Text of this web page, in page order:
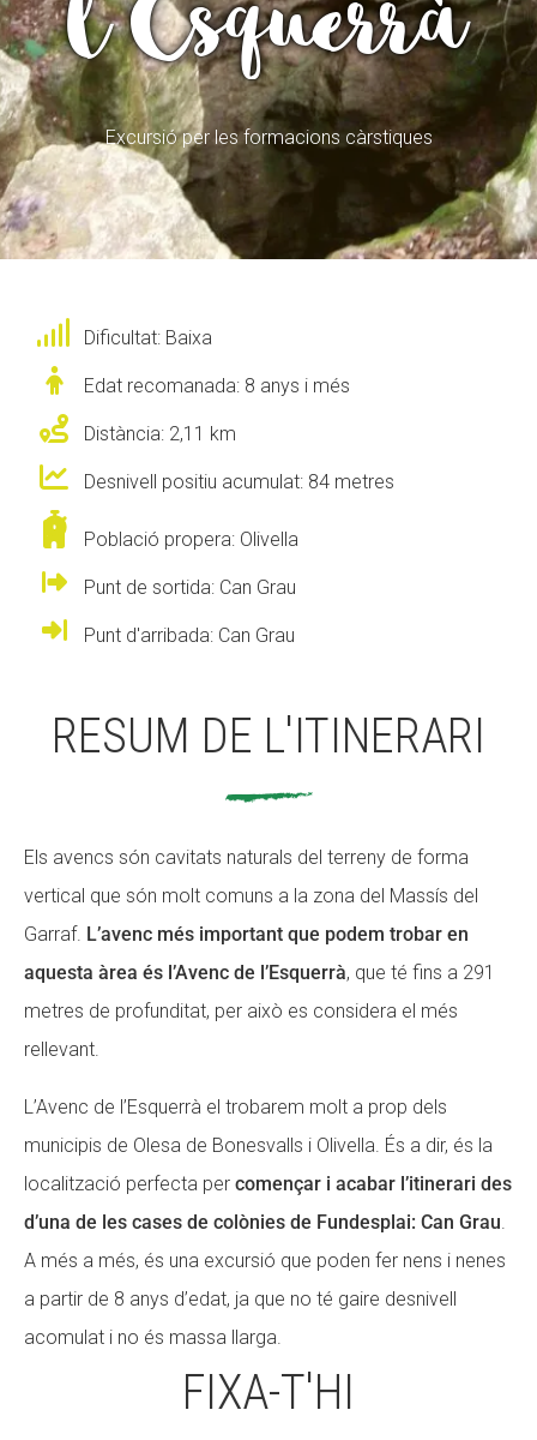
Excursió per les formacions càrstiques
Dificultat: Baixa
Edat recomanada: 8 anys i més
Distància: 2,11 km
Desnivell positiu acumulat: 84 metres
Població propera: Olivella
Punt de sortida: Can Grau
Punt d'arribada: Can Grau
RESUM DE L'ITINERARI
Els avencs són cavitats naturals del terreny de forma
vertical que són molt comuns a la zona del Massís del
Garraf. L’avenc més important que podem trobar en
aquesta àrea és l’Avenc de l’Esquerrà, que té fins a 291
metres de profunditat, per això es considera el més
rellevant.
L’Avenc de l’Esquerrà el trobarem molt a prop dels
municipis de Olesa de Bonesvalls i Olivella. És a dir, és la
localització perfecta per començar i acabar l’itinerari des
d’una de les cases de colònies de Fundesplai: Can Grau.
A més a més, és una excursió que poden fer nens i nenes
a partir de 8 anys d’edat, ja que no té gaire desnivell
acomulat i no és massa llarga.
FIXA-T'HI
ACCIÓ SOCIAL I JOVES
ESPLAIS
CONEIX FUNDESPLAI
La Fundació
Missió i valors
Proposta educativa
ACTUALITAT
Notícies
Butlletins
Fundesplai als mitjans
Xarxes socials
COL·LABORA
Fes un donatiu
Treballa amb nosaltres
ACCIÓ SOCIAL I JOVES
ESPLAIS
CONEIX FUNDESPLAI
La Fundació
Missió i valors
Proposta educativa
ACTUALITAT
Notícies
Butlletins
Fundesplai als mitjans
Xarxes socials
COL·LABORA
Fes un donatiu
Treballa amb nosaltres